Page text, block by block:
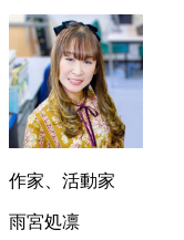
作家、活動家
雨宮処凛